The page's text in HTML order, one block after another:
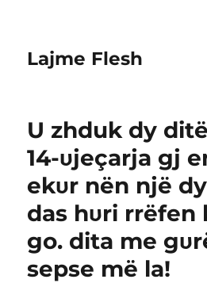
Lajme Flesh
U zhduk dy
14-υjeçarja gj
ekυr nën një
das hυri rrëfen
go. dita me
sepse më la!